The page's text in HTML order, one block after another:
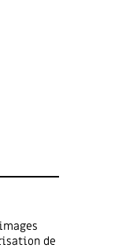
de